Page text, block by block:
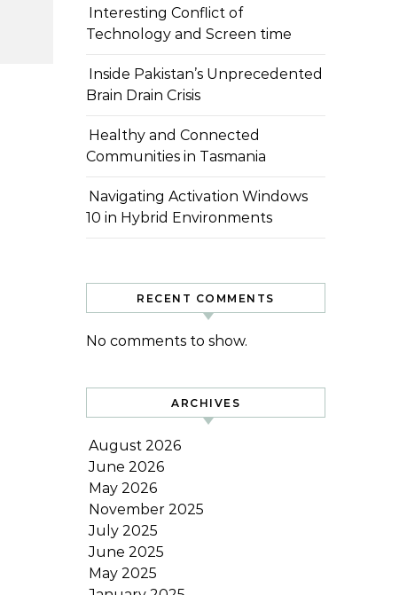
Interesting Conflict of
Technology and Screen time
Inside Pakistan’s Unprecedented
Brain Drain Crisis
Healthy and Connected
Communities in Tasmania
Navigating Activation Windows
10 in Hybrid Environments
RECENT COMMENTS
No comments to show.
ARCHIVES
August 2026
June 2026
May 2026
November 2025
July 2025
June 2025
May 2025